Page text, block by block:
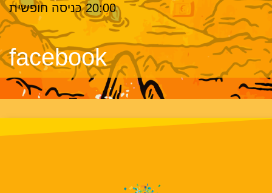
20:00 כניסה חופשית
facebook